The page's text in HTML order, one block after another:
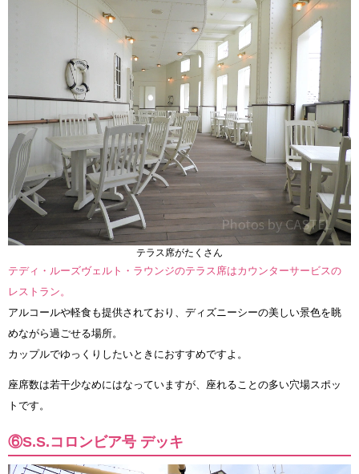
テラス席がたくさん
テディ・ルーズヴェルト・ラウンジのテラス席はカウンターサービスの
レストラン。
アルコールや軽食も提供されており、ディズニーシーの美しい景色を眺
めながら過ごせる場所。
カップルでゆっくりしたいときにおすすめですよ。
座席数は若干少なめにはなっていますが、座れることの多い穴場スポッ
トです。
⑥S.S.コロンビア号 デッキ